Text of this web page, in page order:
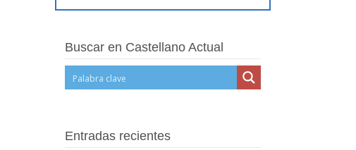
Buscar en Castellano Actual
Entradas recientes